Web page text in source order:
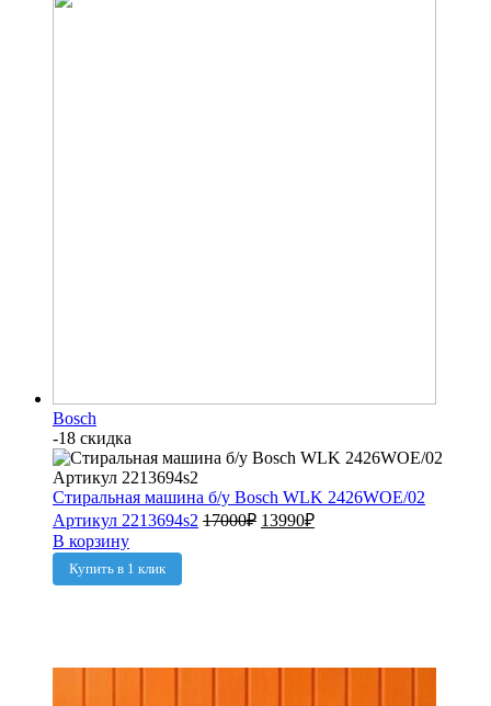
Bosch
-18 скидка
Стиральная машина б/у Bosch WLK 2426WOE/02
Артикул 2213694s2 17000₽ 13990₽
В корзину
Купить в 1 клик